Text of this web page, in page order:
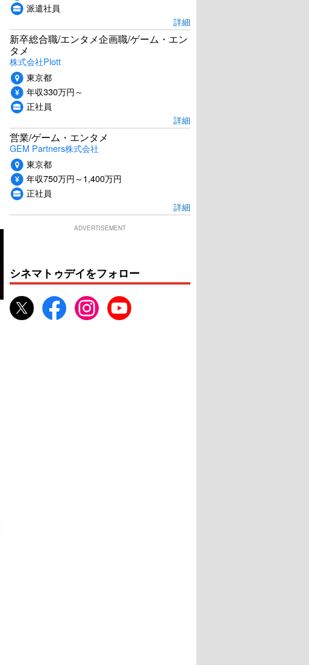
派遣社員
詳細
新卒総合職/エンタメ企画職/ゲーム・エン
タメ
株式会社Plott
東京都
年収330万円～
正社員
詳細
営業/ゲーム・エンタメ
GEM Partners株式会社
東京都
年収750万円～1,400万円
正社員
詳細
ADVERTISEMENT
シネマトゥデイをフォロー